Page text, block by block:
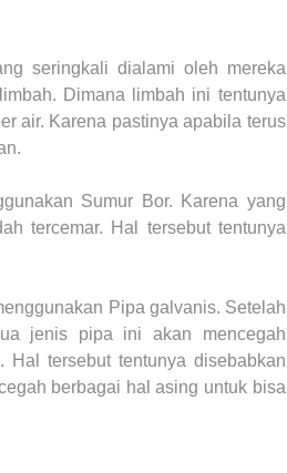
seringkali dialami oleh mereka
Dimana limbah ini tentunya
air. Karena pastinya apabila terus
Sumur Bor. Karena yang
tercemar. Hal tersebut tentunya
Pipa galvanis. Setelah
jenis pipa ini akan mencegah
Hal tersebut tentunya disebabkan
berbagai hal asing untuk bisa